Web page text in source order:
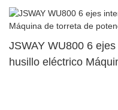
superior dual90
JSWAY WU800 6
husillo eléctrico